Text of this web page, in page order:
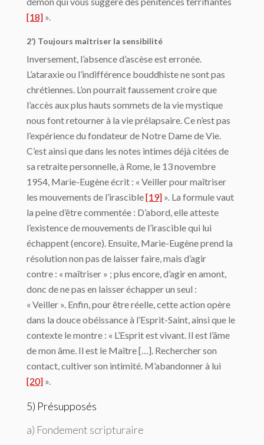
[18] ».
2’) Toujours maîtriser la sensibilité
Inversement, l’absence d’ascèse est erronée.
L’ataraxie ou l’indifférence bouddhiste ne sont pas
chrétiennes. L’on pourrait faussement croire que
l’accès aux plus hauts sommets de la vie mystique
nous font retourner à la vie prélapsaire. Ce n’est pas
l’expérience du fondateur de Notre Dame de Vie.
C’est ainsi que dans les notes intimes déjà citées de
sa retraite personnelle, à Rome, le 13 novembre
1954, Marie-Eugène écrit : « Veiller pour maîtriser
les mouvements de l’irascible[19] ». La formule vaut
la peine d’être commentée : D’abord, elle atteste
l’existence de mouvements de l’irascible qui lui
échappent (encore). Ensuite, Marie-Eugène prend la
résolution non pas de laisser faire, mais d’agir
contre : « maîtriser » ; plus encore, d’agir en amont,
donc de ne pas en laisser échapper un seul :
« Veiller ». Enfin, pour être réelle, cette action opère
dans la douce obéissance à l’Esprit-Saint, ainsi que le
contexte le montre : « L’Esprit est vivant. Il est l’âme
de mon âme. Il est le Maître […]. Rechercher son
contact, cultiver son intimité. M’abandonner à lui
[20] ».
5) Présupposés
a) Fondement scripturaire